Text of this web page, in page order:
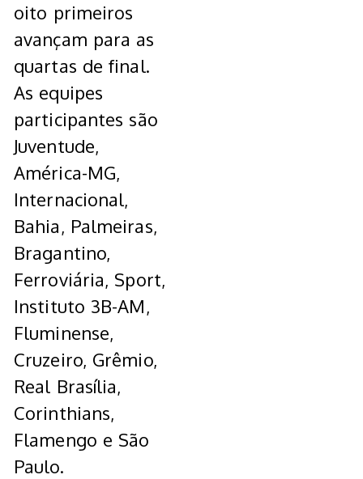
oito primeiros
avançam para as
quartas de final.
As equipes
participantes são
Juventude,
América-MG,
Internacional,
Bahia, Palmeiras,
Bragantino,
Ferroviária, Sport,
Instituto 3B-AM,
Fluminense,
Cruzeiro, Grêmio,
Real Brasília,
Corinthians,
Flamengo e São
Paulo.